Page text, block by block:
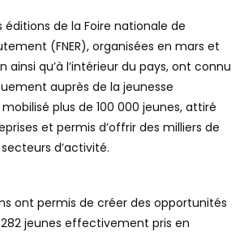
éditions de la Foire nationale de
(FNER), organisées en mars et
ainsi qu’à l’intérieur du pays, ont connu
auprès de la jeunesse
plus de 100 000 jeunes, attiré
et permis d’offrir des milliers de
d’activité.
ont permis de créer des opportunités
282 jeunes effectivement pris en